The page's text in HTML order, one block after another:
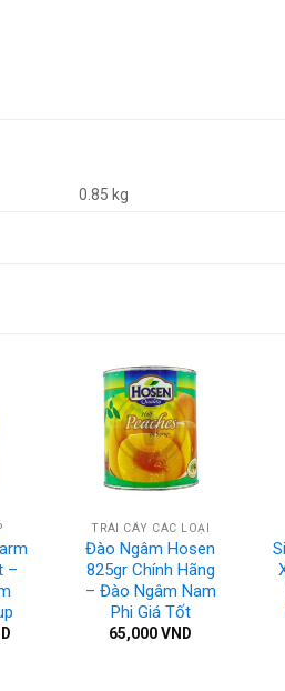
0.85 kg
–
TRÁI CÂY CÁC LOẠI
Đào Ngâm Hosen
825gr Chính Hãng
– Đào Ngâm Nam
Phi Giá Tốt
65,000VND